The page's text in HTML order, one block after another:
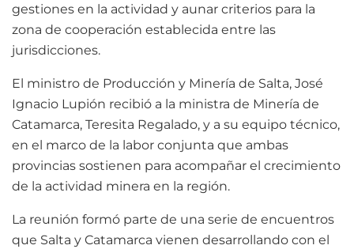
gestiones en la actividad y aunar criterios para la
zona de cooperación establecida entre las
jurisdicciones.
El ministro de Producción y Minería de Salta, José
Ignacio Lupión recibió a la ministra de Minería de
Catamarca, Teresita Regalado, y a su equipo técnico,
en el marco de la labor conjunta que ambas
provincias sostienen para acompañar el crecimiento
de la actividad minera en la región.
La reunión formó parte de una serie de encuentros
que Salta y Catamarca vienen desarrollando con el